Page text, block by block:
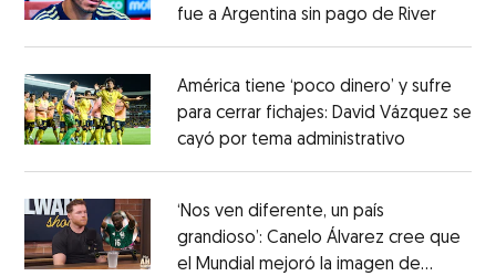
fue a Argentina sin pago de RiverOpens
América tiene ‘poco dinero’ y sufre
para cerrar fichajes: David Vázquez se
cayó por tema administrativo
‘Nos ven diferente, un país
grandioso’: Canelo Álvarez cree que
el Mundial mejoró la imagen de